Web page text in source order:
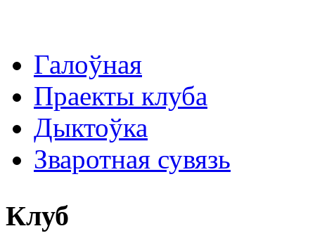
Галоўная
Праекты клуба
Дыктоўка
Зваротная сувязь
Клуб